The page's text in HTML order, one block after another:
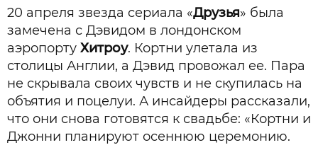
20 апреля звезда сериала «Друзья» была
замечена с Дэвидом в лондонском
аэропорту Хитроу. Кортни улетала из
столицы Англии, а Дэвид провожал ее. Пара
не скрывала своих чувств и не скупилась на
объятия и поцелуи. А инсайдеры рассказали,
что они снова готовятся к свадьбе: «Кортни и
Джонни планируют осеннюю церемонию.